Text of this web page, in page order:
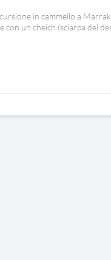
in cammello a
un cheich (sciarpa del